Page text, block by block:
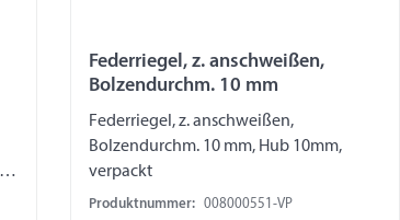
Federriegel, z. anschweißen,
Bolzendurchm. 10 mm
Federriegel, z. anschweißen,
Bolzendurchm. 10 mm, Hub 10mm,
verpackt
Produktnummer: 008000551-VP